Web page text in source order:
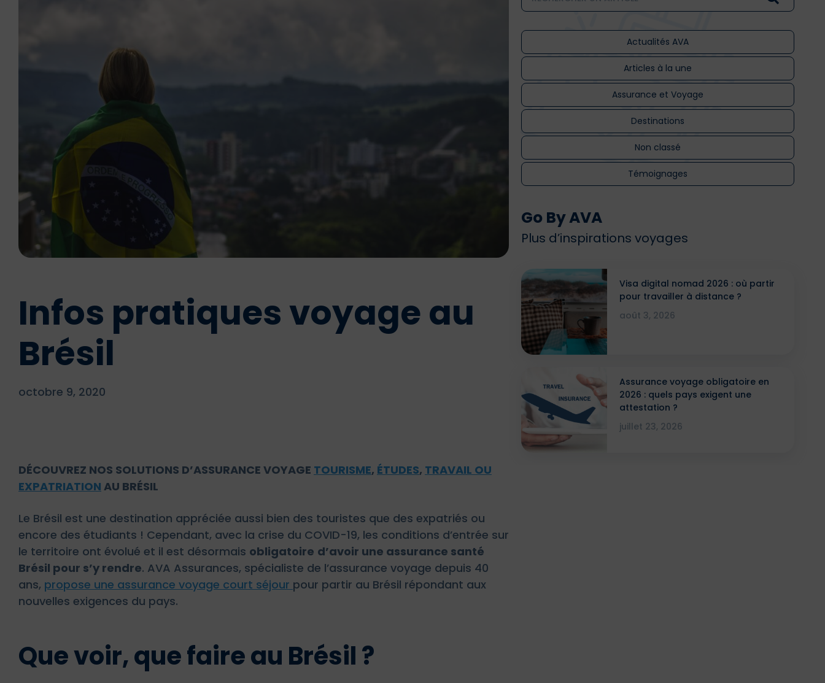
Infos pratiques voyage au
Brésil
octobre 9, 2020
DÉCOUVREZ NOS SOLUTIONS D’ASSURANCE VOYAGE TOURISME, ÉTUDES, TRAVAIL OU
EXPATRIATION AU BRÉSIL
Le Brésil est une destination appréciée aussi bien des touristes que des expatriés ou
encore des étudiants ! Cependant, avec la crise du COVID-19, les conditions d’entrée sur
le territoire ont évolué et il est désormais obligatoire d’avoir une assurance santé
Brésil pour s’y rendre. AVA Assurances, spécialiste de l’assurance voyage depuis 40
ans, propose une assurance voyage court séjour pour partir au Brésil répondant aux
nouvelles exigences du pays.
Que voir, que faire au Brésil ?
Actualités AVA
Articles à la une
Assurance et Voyage
Destinations
Non classé
Témoignages
Go By AVA
Plus d’inspirations voyages
Visa digital nomad 2026 : où partir
pour travailler à distance ?
août 3, 2026
Assurance voyage obligatoire en
2026 : quels pays exigent une
attestation ?
juillet 23, 2026